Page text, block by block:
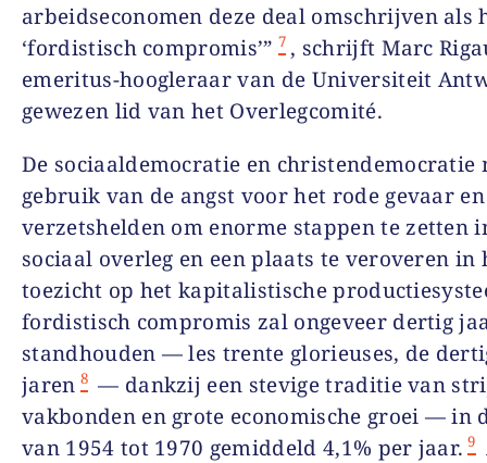
arbeidseconomen deze deal omschrijven als
‘fordistisch compromis’” 7 , schrijft Marc
emeritus-hoogleraar van de Universiteit
gewezen lid van het Overlegcomité.
De sociaaldemocratie en christendemocratie
gebruik van de angst voor het rode gevaar
verzetshelden om enorme stappen te zetten
sociaal overleg en een plaats te veroveren in
toezicht op het kapitalistische
fordistisch compromis zal ongeveer dertig
standhouden — les trente glorieuses, de
jaren 8 — dankzij een stevige traditie van
vakbonden en grote economische groei — in
van 1954 tot 1970 gemiddeld 4,1% per jaar. 9